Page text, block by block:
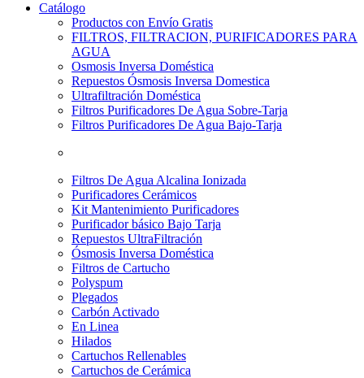
Catálogo
Productos con Envío Gratis
FILTROS, FILTRACION, PURIFICADORES PARA
AGUA
Osmosis Inversa Doméstica
Repuestos Ósmosis Inversa Domestica
Ultrafiltración Doméstica
Filtros Purificadores De Agua Sobre-Tarja
Filtros Purificadores De Agua Bajo-Tarja
Filtros De Agua Alcalina Ionizada
Purificadores Cerámicos
Kit Mantenimiento Purificadores
Purificador básico Bajo Tarja
Repuestos UltraFiltración
Ósmosis Inversa Doméstica
Filtros de Cartucho
Polyspum
Plegados
Carbón Activado
En Linea
Hilados
Cartuchos Rellenables
Cartuchos de Cerámica